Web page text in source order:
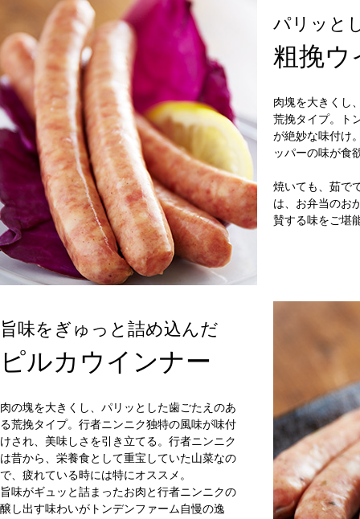
パリッと
粗挽ウ
肉塊を大きくし
荒挽タイプ。ト
が絶妙な味付け
ッパーの味が食
焼いても、茹で
は、お弁当のお
賛する味をご堪
旨味をぎゅっと詰め込んだ
ピルカウインナー
肉の塊を大きくし、パリッとした歯ごたえのあ
る荒挽タイプ。行者ニンニク独特の風味が味付
けされ、美味しさを引き立てる。行者ニンニク
は昔から、栄養食として重宝していた山菜なの
で、疲れている時には特にオススメ。
旨味がギュッと詰まったお肉と行者ニンニクの
醸し出す味わいがトンデンファーム自慢の逸